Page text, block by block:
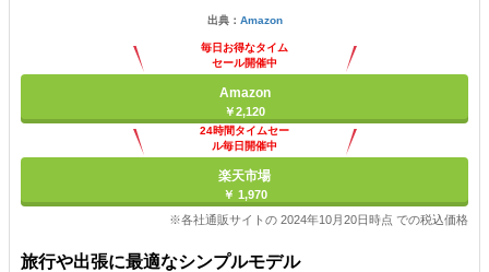
出典： Amazon
毎日お得なタイム
セール開催中
Amazon
￥2,120
24時間タイムセー
ル毎日開催中
楽天市場
￥ 1,970
※各社通販サイトの 2024年10月20日時点 での税込価格
旅行や出張に最適なシンプルモデル